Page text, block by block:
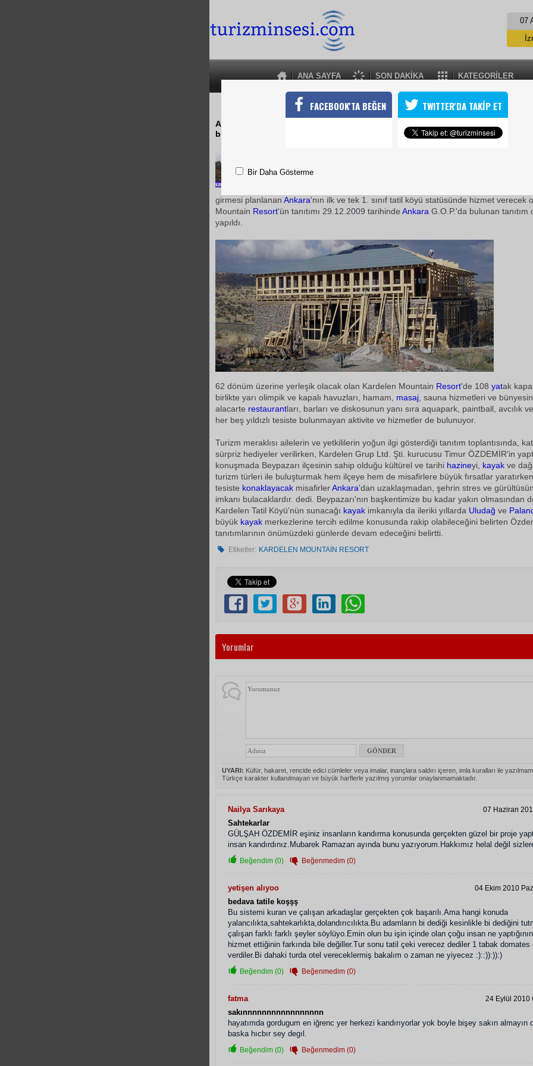
07
ANA SAYFA SON DAKİKA KATEGORİLER
BEYPAZARINA TURİSTİK YATIRIM
Ankara şehir merkezine 1 saat 10 dakika uzaklıkta olan tesis, Ankaralı
bulunmaz olanaklar sağlarken bölgenin ilk kayak tesisi olma özelliğini de
girmesi planlanan Ankara'nın ilk ve tek 1. sınıf tatil köyü statüsünde hizmet verecek
Mountain Resort'ün tanıtımı 29.12.2009 tarihinde Ankara G.O.P.'da bulunan tanıtım
yapıldı.
62 dönüm üzerine yerleşik olacak olan Kardelen Mountain Resort'de 108 yatak
birlikte yarı olimpik ve kapalı havuzları, hamam, masaj , sauna hizmetleri ve
alacarte restaurantları, barları ve diskosunun yanı sıra aquapark, paintball, avcılık
her beş yıldızlı tesiste bulunmayan aktivite ve hizmetler de bulunuyor.
Turizm meraklısı ailelerin ve yetkililerin yoğun ilgi gösterdiği tanıtım toplantısında,
sürpriz hediyeler verilirken, Kardelen Grup Ltd. Şti. kurucusu Timur ÖZDEMİR'in
konuşmada Beypazarı ilçesinin sahip olduğu kültürel ve tarihi hazineyi, kayak ve
turizm türleri ile buluşturmak hem ilçeye hem de misafirlere büyük fırsatlar
tesiste konaklayacak misafirlerAnkara'dan uzaklaşmadan, şehrin stres ve
imkanı bulacaklardır. dedi. Beypazarı'nın başkentimize bu kadar yakın olmasından
Kardelen Tatil Köyü'nün sunacağı kayak imkanıyla da ileriki yıllarda Uludağ ve
büyük kayak merkezlerine tercih edilme konusunda rakip olabileceğini belirten
tanıtımlarının önümüzdeki günlerde devam edeceğini belirtti.
Etiketler: KARDELEN MOUNTAİN RESORT
Yorumlar
UYARI: Küfür, hakaret, rencide edici cümleler veya imalar, inançlara saldırı içeren, imla kuralları ile
Türkçe karakter kullanılmayan ve büyük harflerle yazılmış yorumlar onaylanmamaktadır.
Nailya Sarıkaya 07 Haziran
Sahtekarlar
GÜLŞAH ÖZDEMİR eşiniz insanların kandırma konusunda gerçekten güzel bir proje
insan kandırdınız.Mubarek Ramazan ayında bunu yazıyorum.Hakkımız helal değil
Beğendim (0) Beğenmedim (0)
yetişen alıyoo 04 Ekim 2010
bedava tatile koşşş
Bu sistemi kuran ve çalışan arkadaşlar gerçekten çok başarılı.Ama hangi konuda
yalancılıkta,sahtekarlıkta,dolandırıcılıkta.Bu adamların bi dediği kesinlikle bi dediğini
çalışan farklı farklı şeyler söylüyo.Emin olun bu işin içinde olan çoğu insan ne
hizmet ettiğinin farkında bile değiller.Tur sonu tatil çeki verecez dediler 1 tabak domates
verdiler.Bi dahaki turda otel vereceklermiş bakalım o zaman ne yiyecez :)::)):)):)
Beğendim (0) Beğenmedim (0)
fatma 24 Eylül 2010
sakınnnnnnnnnnnnnnnnn
hayatımda gordugum en iğrenc yer herkezi kandırıyorlar yok boyle bişey sakın almayın
baska hıcbır sey degıl.
Beğendim (0) Beğenmedim (0)
FACEBOOK'TA BEĞEN TWITTER'DA TAKİP ET
Bir Daha Gösterme